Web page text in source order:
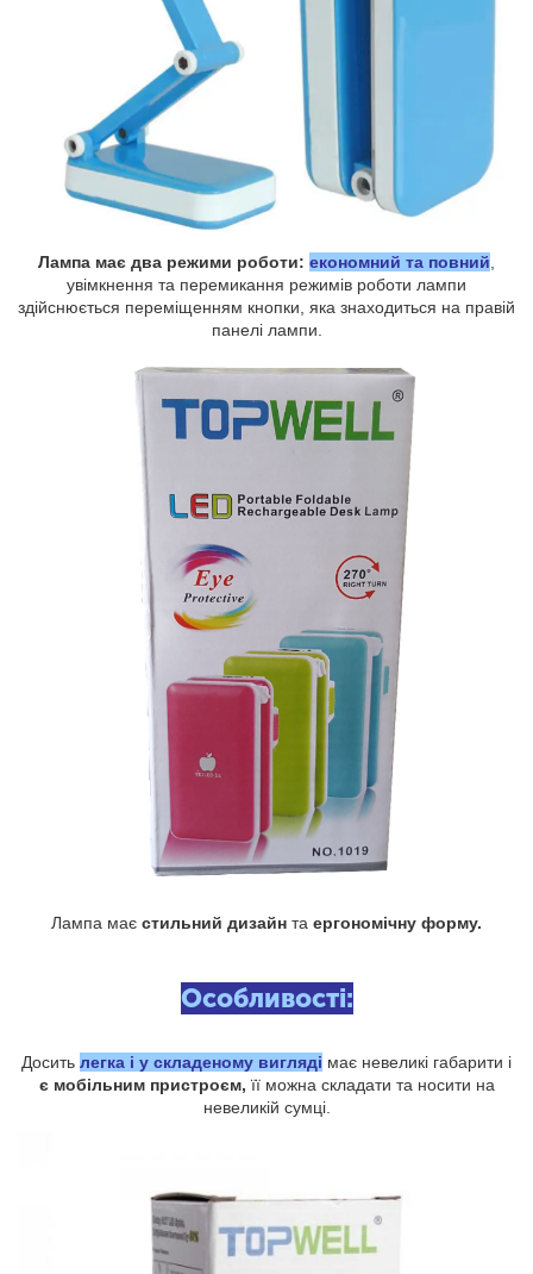
Лампа має два режими роботи: економний та повний
увімкнення та перемикання режимів роботи лампи
здійснюється переміщенням кнопки, яка знаходиться на правій
панелі лампи.
Лампа має стильний дизайн та ергономічну форму.
Особливості:
Досить легка і у складеному вигляді має невеликі габарити і
є мобільним пристроєм, її можна складати та носити на
невеликій сумці.